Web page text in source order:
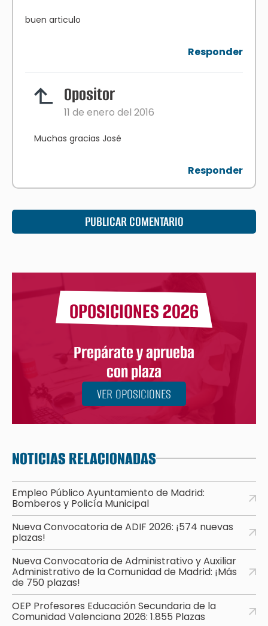
buen articulo
Responder
Opositor
11 de enero del 2016
Muchas gracias José
Responder
PUBLICAR COMENTARIO
OPOSICIONES 2026
Prepárate y aprueba
con plaza
VER OPOSICIONES
NOTICIAS RELACIONADAS
Empleo Público Ayuntamiento de Madrid:
Bomberos y Policía Municipal
Nueva Convocatoria de ADIF 2026: ¡574 nuevas
plazas!
Nueva Convocatoria de Administrativo y Auxiliar
Administrativo de la Comunidad de Madrid: ¡Más
de 750 plazas!
OEP Profesores Educación Secundaria de la
Comunidad Valenciana 2026: 1.855 Plazas